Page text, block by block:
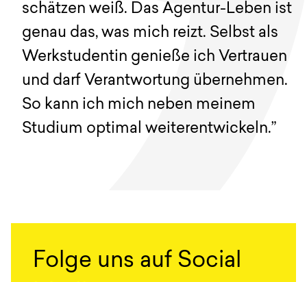
schätzen weiß. Das Agentur-Leben ist
genau das, was mich reizt. Selbst als
Werkstudentin genieße ich Vertrauen
und darf Verantwortung übernehmen.
So kann ich mich neben meinem
Studium optimal weiterentwickeln.”
Folge uns auf Social